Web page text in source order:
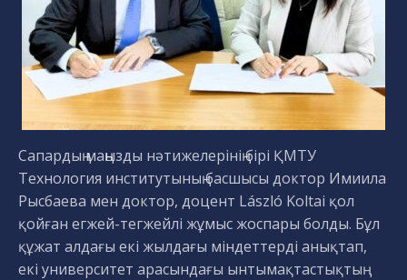
Сапардың маңызды нәтижелерінің бірі ҚМТУ
Технология институтының басшысы доктор Имиила
Рысбаева мен доктор, доцент László Koltai қол
қойған егжей-тегжейлі жұмыс жоспары болды. Бұл
құжат алдағы екі жылдағы міндеттерді анықтап,
екі университет арасындағы ынтымақтастықтың